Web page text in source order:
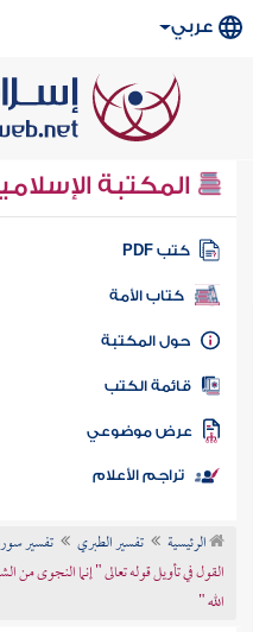
عربي
المكتبة
كتب PDF
كتاب الأمة
المكتبة
الكتب
موضوعي
تراجم الأعلام
الرئيسية تفسير الطبري
تفسير
القول في تأويل قوله تعالى " إنما النجوى من
الله "